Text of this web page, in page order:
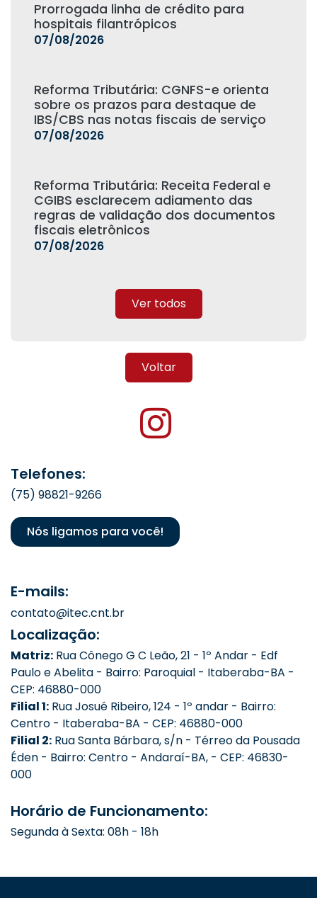
Prorrogada linha de crédito para
hospitais filantrópicos
07/08/2026
Reforma Tributária: CGNFS-e orienta
sobre os prazos para destaque de
IBS/CBS nas notas fiscais de serviço
07/08/2026
Reforma Tributária: Receita Federal e
CGIBS esclarecem adiamento das
regras de validação dos documentos
fiscais eletrônicos
07/08/2026
Ver todos
Voltar
Telefones:
(75) 98821-9266
Nós ligamos para você!
E-mails:
contato@itec.cnt.br
Localização:
Matriz: Rua Cônego G C Leão, 21 - 1º Andar - Edf
Paulo e Abelita - Bairro: Paroquial - Itaberaba-BA -
CEP: 46880-000
Filial 1: Rua Josué Ribeiro, 124 - 1º andar - Bairro:
Centro - Itaberaba-BA - CEP: 46880-000
Filial 2: Rua Santa Bárbara, s/n - Térreo da Pousada
Éden - Bairro: Centro - Andaraí-BA, - CEP: 46830-
000
Horário de Funcionamento:
Segunda à Sexta: 08h - 18h